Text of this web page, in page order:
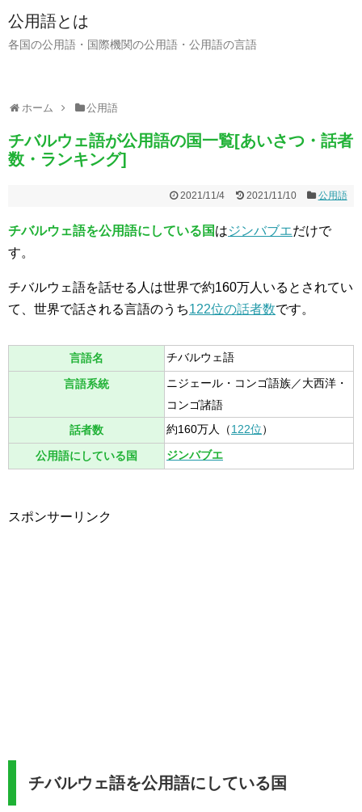
公用語とは
各国の公用語・国際機関の公用語・公用語の言語
ホーム 公用語
チバルウェ語が公用語の国一覧[あいさつ・話者
数・ランキング]
2021/11/4 2021/11/10 公用語
チバルウェ語を公用語にしている国はジンバブエだけで
す。
チバルウェ語を話せる人は世界で約160万人いるとされてい
て、世界で話される言語のうち122位の話者数です。
言語名 チバルウェ語
言語系統
ニジェール・コンゴ語族／大西洋・
コンゴ諸語
話者数 約160万人（122位）
公用語にしている国 ジンバブエ
スポンサーリンク
チバルウェ語を公用語にしている国